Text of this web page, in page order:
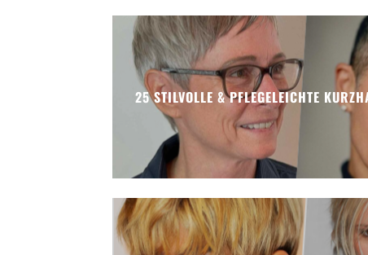
25 STILVOLLE & PFLEGELEICHTE